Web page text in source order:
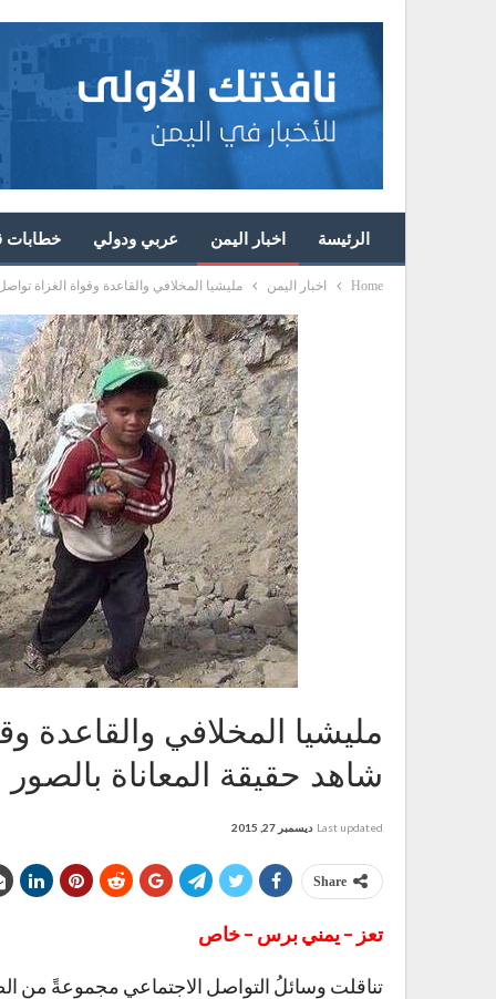
الرئيسة اخبار اليمن عربي ودولي خطابات
Home اخبار اليمن مليشيا المخلافي والقاعدة وقواة الغزاة
مليشيا المخلافي والقاعدة
شاهد حقيقة المعاناة بالصور
Last updated ديسمبر 27, 2015
Share
تعز – يمني برس – خاص
تناقلت وسائلُ التواصل الاجتماعي مجموعةً من